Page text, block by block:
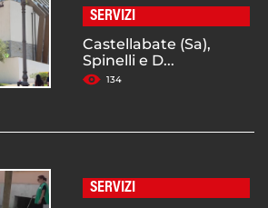
SERVIZI
Castellabate (Sa),
Spinelli e D...
134
SERVIZI